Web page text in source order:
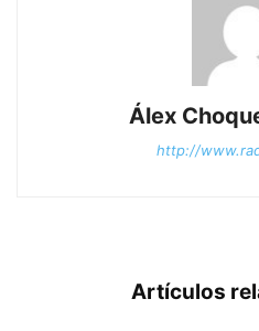
Álex
http://
Artículos